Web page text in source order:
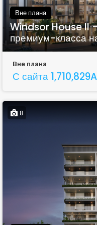
Вне плана
Windsor House II
премиум-класса
Вне плана
С сайта
8